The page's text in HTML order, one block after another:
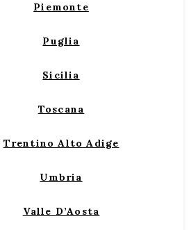
Piemonte
Puglia
Sicilia
Toscana
Trentino Alto Adige
Umbria
Valle D’Aosta